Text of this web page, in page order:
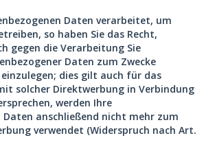
Daten verarbeitet, um
so haben Sie das Recht,
gegen die Verarbeitung Sie
Daten zum Zwecke
dies gilt auch für das
solcher Direktwerbung in Verbindung
werden Ihre
Daten anschließend nicht mehr zum
verwendet (Widerspruch nach Art.